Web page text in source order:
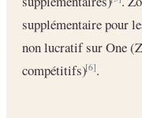
supplémentaire pour
non lucratif sur One
compétitifs)[6].